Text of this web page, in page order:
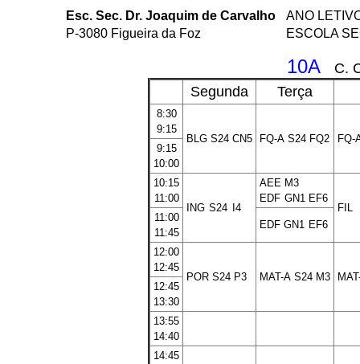
Esc. Sec. Dr. Joaquim de Carvalho
ANO
P-3080 Figueira da Foz
ESCOLA
10A
C.
Segunda
Terça
8:30
9:15
BLG S24 CN5 FQ-A S24 FQ2
FQ-
9:15
10:00
10:15
11:00
ING S24 I4
AEE M3
EDF GN1 EF6
FIL
11:00
11:45
EDF GN1 EF6
12:00
12:45
POR S24 P3 MAT-A S24 M3
12:45
13:30
13:55
14:40
14:45